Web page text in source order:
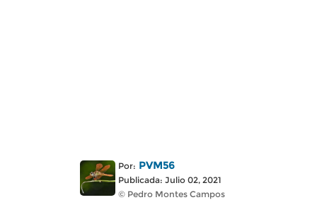
Por: PVM56
Publicada: Julio 02, 2021
© Pedro Montes Campos